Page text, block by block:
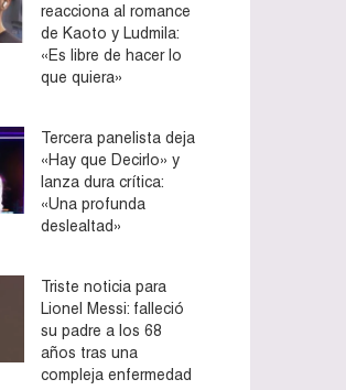
reacciona al romance
de Kaoto y Ludmila:
«Es libre de hacer lo
que quiera»
Tercera panelista deja
«Hay que Decirlo» y
lanza dura crítica:
«Una profunda
deslealtad»
Triste noticia para
Lionel Messi: falleció
su padre a los 68
años tras una
compleja enfermedad